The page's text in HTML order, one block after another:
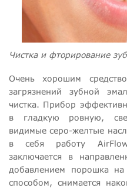
Чистка и фторирование
Очень хорошим
загрязнений зубной
чистка. Прибор
в гладкую ровную,
видимые серо-желтые
в себя работу
заключается в
добавлением порошка
способом, снимается